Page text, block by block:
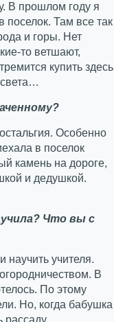
В прошлом году я
поселок. Там все так
и горы. Нет
то ветшают,
купить здесь
Особенно
в поселок
камень на дороге,
и дедушкой.
Что вы с
научить учителя.
В
По этому
Но, когда бабушка
рассаду,